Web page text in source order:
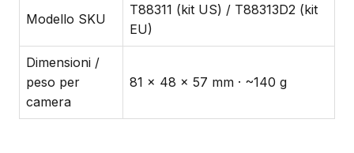
Modello SKU
T88311 (kit US) / T88313D2 (kit
EU)
Dimensioni /
peso per
camera
81 × 48 × 57 mm · ~140 g